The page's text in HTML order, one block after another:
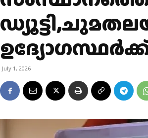
July 1, 2026